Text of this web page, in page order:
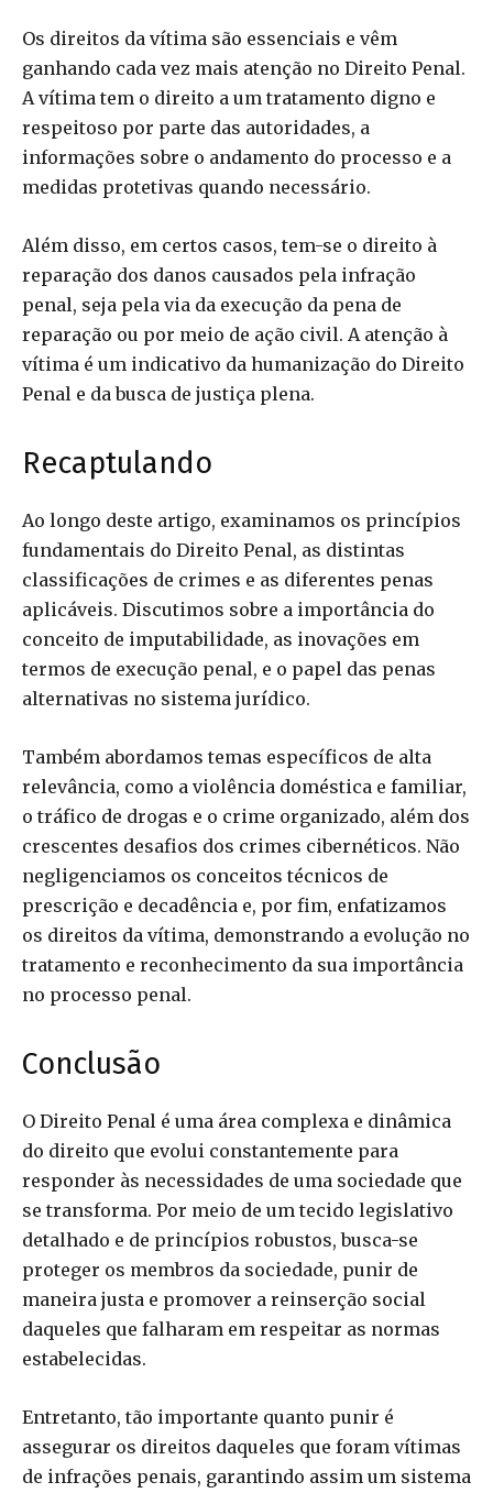
Os direitos da vítima são essenciais e vêm
ganhando cada vez mais atenção no Direito Penal.
A vítima tem o direito a um tratamento digno e
respeitoso por parte das autoridades, a
informações sobre o andamento do processo e a
medidas protetivas quando necessário.
Além disso, em certos casos, tem-se o direito à
reparação dos danos causados pela infração
penal, seja pela via da execução da pena de
reparação ou por meio de ação civil. A atenção à
vítima é um indicativo da humanização do Direito
Penal e da busca de justiça plena.
Recaptulando
Ao longo deste artigo, examinamos os princípios
fundamentais do Direito Penal, as distintas
classificações de crimes e as diferentes penas
aplicáveis. Discutimos sobre a importância do
conceito de imputabilidade, as inovações em
termos de execução penal, e o papel das penas
alternativas no sistema jurídico.
Também abordamos temas específicos de alta
relevância, como a violência doméstica e familiar,
o tráfico de drogas e o crime organizado, além dos
crescentes desafios dos crimes cibernéticos. Não
negligenciamos os conceitos técnicos de
prescrição e decadência e, por fim, enfatizamos
os direitos da vítima, demonstrando a evolução no
tratamento e reconhecimento da sua importância
no processo penal.
Conclusão
O Direito Penal é uma área complexa e dinâmica
do direito que evolui constantemente para
responder às necessidades de uma sociedade que
se transforma. Por meio de um tecido legislativo
detalhado e de princípios robustos, busca-se
proteger os membros da sociedade, punir de
maneira justa e promover a reinserção social
daqueles que falharam em respeitar as normas
estabelecidas.
Entretanto, tão importante quanto punir é
assegurar os direitos daqueles que foram vítimas
de infrações penais, garantindo assim um sistema